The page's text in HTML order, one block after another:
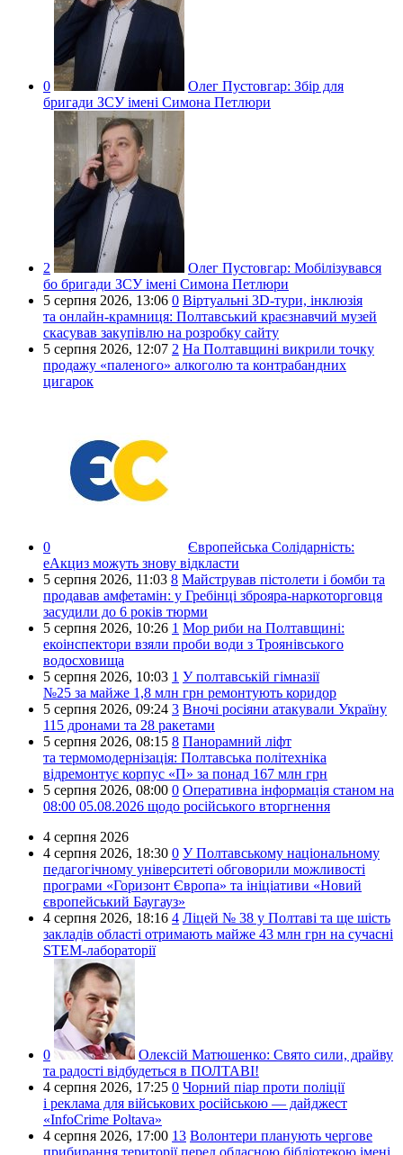
0 Олег Пустовгар: Збір для
бригади ЗСУ імені Симона Петлюри
2 Олег Пустовгар: Мобілізувався
бо бригади ЗСУ імені Симона Петлюри
5 серпня 2026, 13:06 0 Віртуальні 3D-тури, інклюзія
та онлайн-крамниця: Полтавський краєзнавчий музей
скасував закупівлю на розробку сайту
5 серпня 2026, 12:07 2 На Полтавщині викрили точку
продажу «паленого» алкоголю та контрабандних
цигарок
0
Європейська Солідарність:
еАкциз можуть знову відкласти
5 серпня 2026, 11:03 8 Майстрував пістолети і бомби та
продавав амфетамін: у Гребінці зброяра-наркоторговця
засудили до 6 років тюрми
5 серпня 2026, 10:26 1 Мор риби на Полтавщині:
екоінспектори взяли проби води з Троянівського
водосховища
5 серпня 2026, 10:03 1 У полтавській гімназії
№25 за майже 1,8 млн грн ремонтують коридор
5 серпня 2026, 09:24 3 Вночі росіяни атакували Україну
115 дронами та 28 ракетами
5 серпня 2026, 08:15 8 Панорамний ліфт
та термомодернізація: Полтавська політехніка
відремонтує корпус «П» за понад 167 млн грн
5 серпня 2026, 08:00 0 Оперативна інформація станом на
08:00 05.08.2026 щодо російського вторгнення
4 серпня 2026
4 серпня 2026, 18:30 0 У Полтавському національному
педагогічному університеті обговорили можливості
програми «Горизонт Європа» та ініціативи «Новий
європейський Баугауз»
4 серпня 2026, 18:16 4 Ліцей № 38 у Полтаві та ще шість
закладів області отримають майже 43 млн грн на сучасні
STEM-лабораторії
0 Олексій Матюшенко: Свято сили, драйву
та радості відбудеться в ПОЛТАВІ!
4 серпня 2026, 17:25 0 Чорний піар проти поліції
і реклама для військових російською — дайджест
«InfoCrime Poltava»
4 серпня 2026, 17:00 13 Волонтери планують чергове
прибирання території перед обласною бібліотекою імені